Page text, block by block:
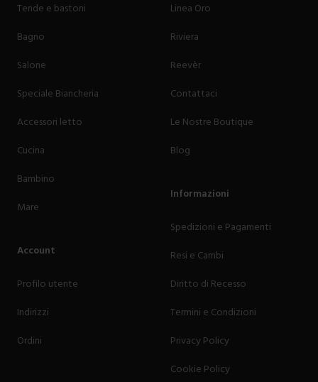
Tende e bastoni
Bagno
Salone
Speciale Biancheria
Accessori letto
Cucina
Bambino
Mare
Account
Profilo utente
Indirizzi
Ordini
Linea Oro
Riviera
Reevèr
Contattaci
Le Nostre Boutique
Blog
Informazioni
Spedizioni e Pagamenti
Resi e Cambi
Diritto di Recesso
Termini e Condizioni
Privacy Policy
Cookie Policy